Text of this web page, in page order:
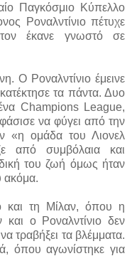
Παγκόσμιο Κύπελλο
Ροναλντίνιο πέτυχε
έκανε γνωστό σε
Ο Ροναλντίνιο έμεινε
τα πάντα. Δυο
Champions League,
να φύγει από την
«η ομάδα του Λιονελ
από συμβόλαια και
του ζωή όμως ήταν
ακόμα.
και τη Μίλαν, όπου η
ο Ροναλντίνιο δεν
τραβήξει τα βλέμματα.
όπου αγωνίστηκε για